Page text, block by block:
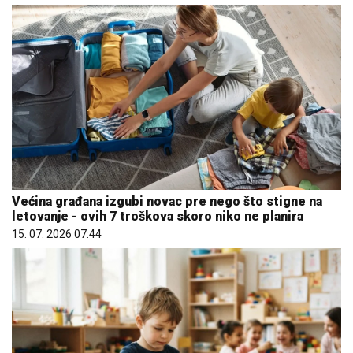
Većina građana izgubi novac pre nego što stigne na
letovanje - ovih 7 troškova skoro niko ne planira
15. 07. 2026 07:44